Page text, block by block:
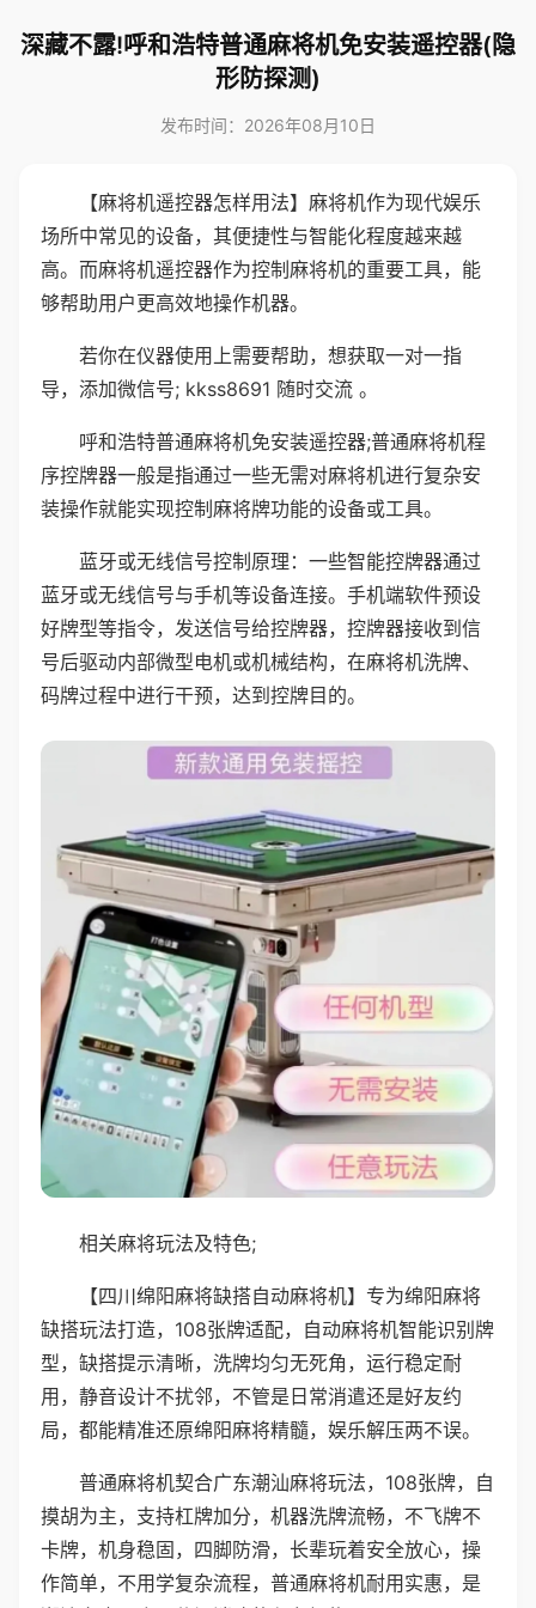
深藏不露!呼和浩特普通麻将机免安装遥控器(隐
形防探测)
发布时间：2026年08月10日
【麻将机遥控器怎样用法】麻将机作为现代娱乐
场所中常见的设备，其便捷性与智能化程度越来越
高。而麻将机遥控器作为控制麻将机的重要工具，能
够帮助用户更高效地操作机器。
若你在仪器使用上需要帮助，想获取一对一指
导，添加微信号; kkss8691 随时交流 。
呼和浩特普通麻将机免安装遥控器;普通麻将机程
序控牌器一般是指通过一些无需对麻将机进行复杂安
装操作就能实现控制麻将牌功能的设备或工具。
蓝牙或无线信号控制原理：一些智能控牌器通过
蓝牙或无线信号与手机等设备连接。手机端软件预设
好牌型等指令，发送信号给控牌器，控牌器接收到信
号后驱动内部微型电机或机械结构，在麻将机洗牌、
码牌过程中进行干预，达到控牌目的。
相关麻将玩法及特色;
【四川绵阳麻将缺搭自动麻将机】专为绵阳麻将
缺搭玩法打造，108张牌适配，自动麻将机智能识别牌
型，缺搭提示清晰，洗牌均匀无死角，运行稳定耐
用，静音设计不扰邻，不管是日常消遣还是好友约
局，都能精准还原绵阳麻将精髓，娱乐解压两不误。
普通麻将机契合广东潮汕麻将玩法，108张牌，自
摸胡为主，支持杠牌加分，机器洗牌流畅，不飞牌不
卡牌，机身稳固，四脚防滑，长辈玩着安全放心，操
作简单，不用学复杂流程，普通麻将机耐用实惠，是